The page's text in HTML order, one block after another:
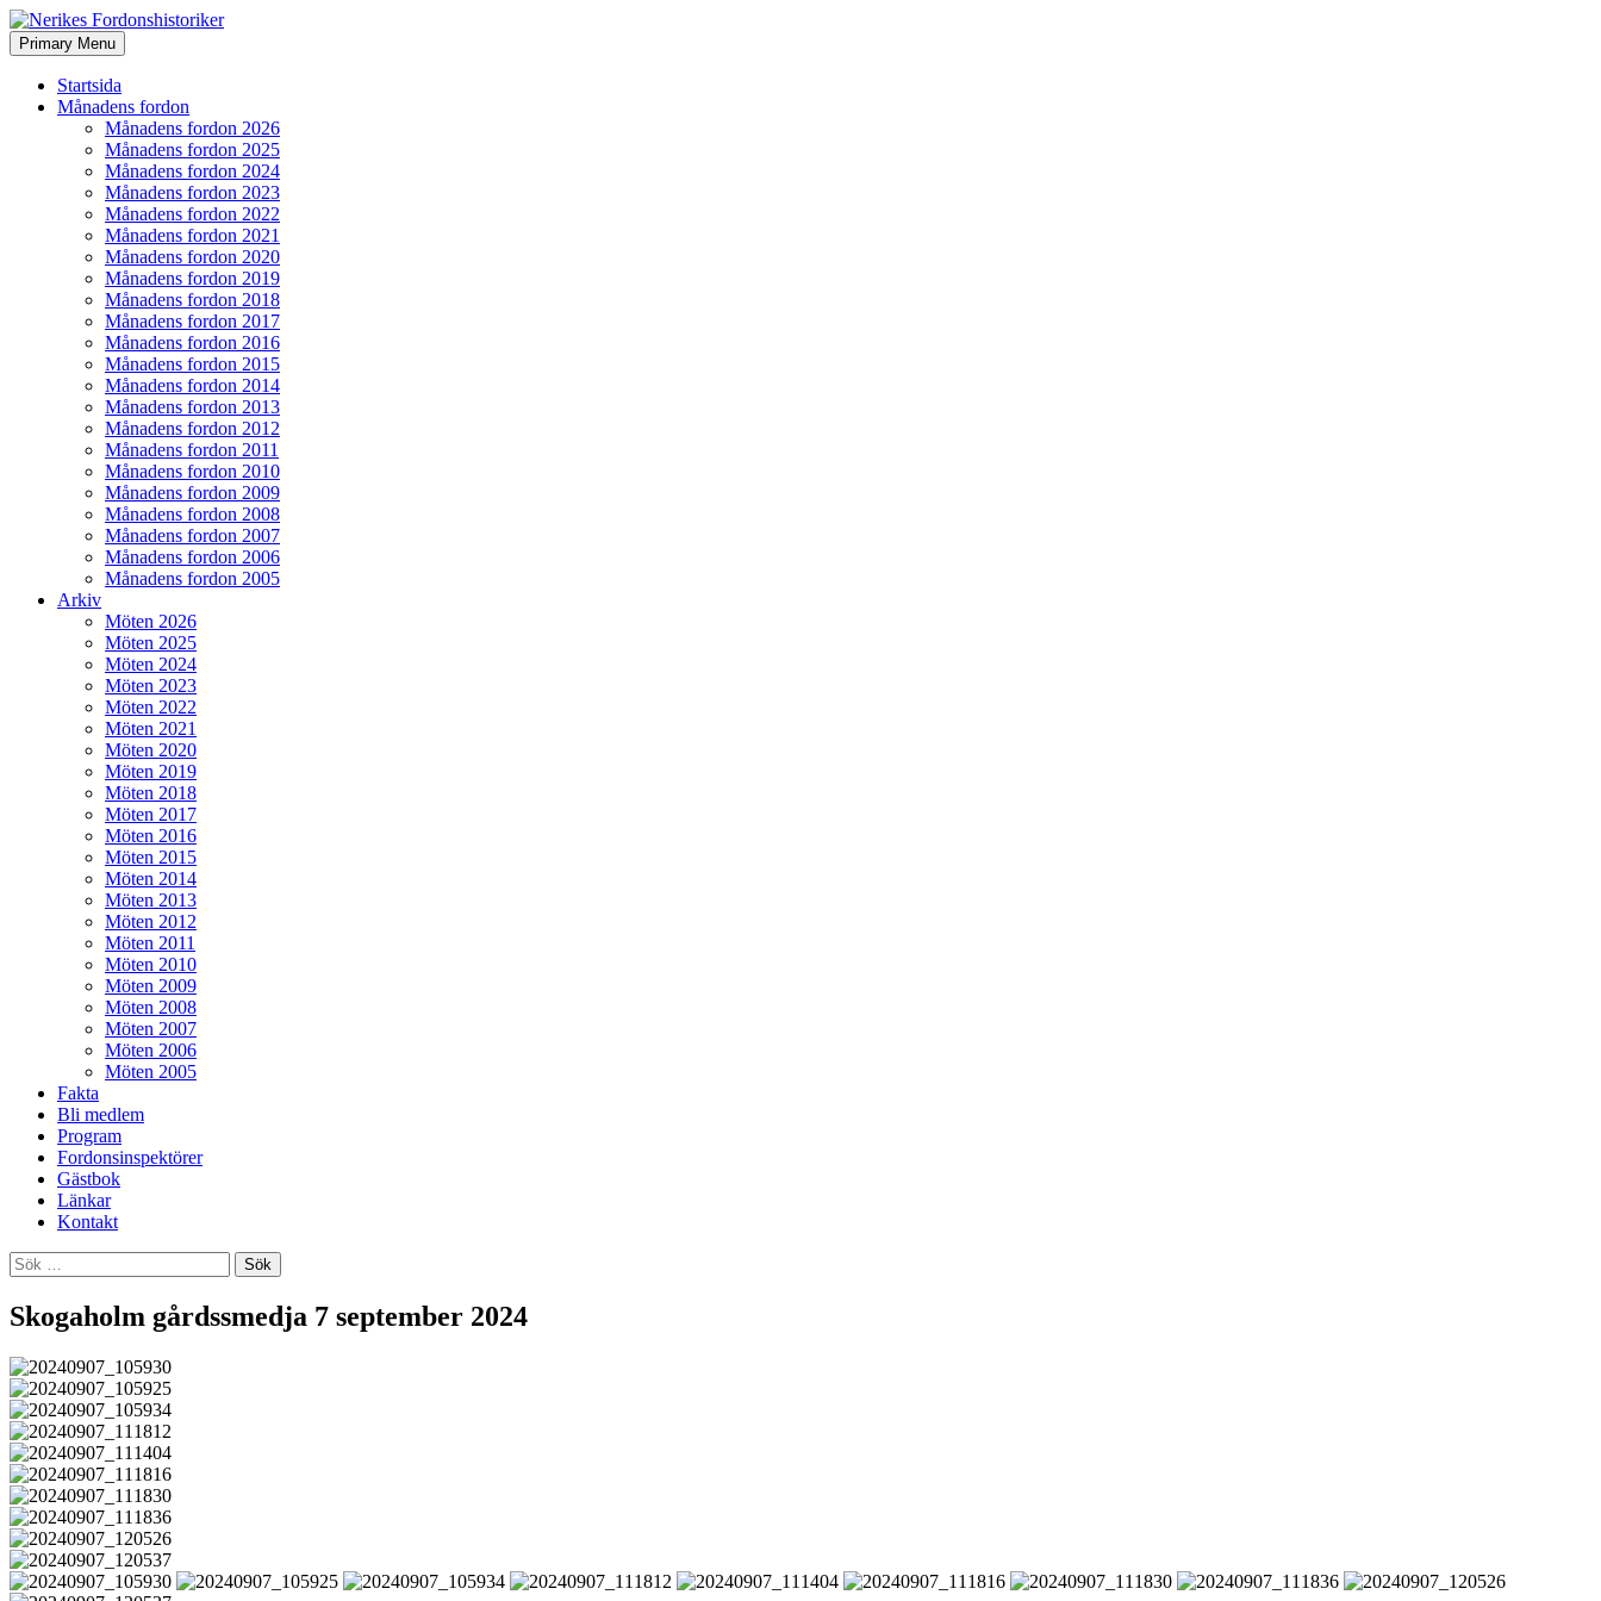
Nerikes Fordonshistoriker
Search
Primary Menu Skip
to
Startsida
Månadens fordon
Månadens fordon 2026
Månadens fordon 2025
Månadens fordon 2024
Månadens fordon 2023
Månadens fordon 2022
Månadens fordon 2021
Månadens fordon 2020
Månadens fordon 2019
Månadens fordon 2018
Månadens fordon 2017
Månadens fordon 2016
Månadens fordon 2015
Månadens fordon 2014
Månadens fordon 2013
Månadens fordon 2012
Månadens fordon 2011
Månadens fordon 2010
Månadens fordon 2009
Månadens fordon 2008
Månadens fordon 2007
Månadens fordon 2006
Månadens fordon 2005
Arkiv
Möten 2026
Möten 2025
Möten 2024
Möten 2023
Möten 2022
Möten 2021
Möten 2020
Möten 2019
Möten 2018
Möten 2017
Möten 2016
Möten 2015
Möten 2014
Möten 2013
Möten 2012
Möten 2011
Möten 2010
Möten 2009
Möten 2008
Möten 2007
Möten 2006
Möten 2005
Fakta
Bli medlem
Program
Fordonsinspektörer
Gästbok
Länkar
Kontakt
Sök
efter:
Skogaholm gårdssmedja 7 september 2024